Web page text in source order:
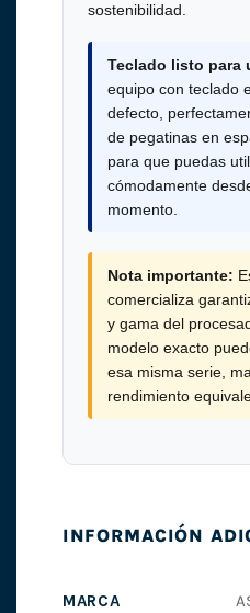
sostenibilidad.
Teclado listo para
equipo con teclado
defecto,
de pegatinas en
para que puedas
cómodamente
momento.
Nota importante:
comercializa
y gama del
modelo exacto
esa misma serie,
rendimiento
INFORMACIÓN
MARCA